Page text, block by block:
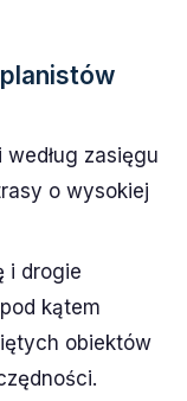
zasięgu
o wysokiej
i drogie
kątem
obiektów